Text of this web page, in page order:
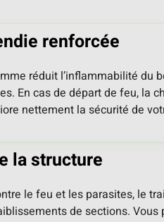
renforcée
réduit l’inflammabilité du
En cas de départ de feu, la
nettement la sécurité de
la structure
le feu et les parasites, le
de sections. Vous